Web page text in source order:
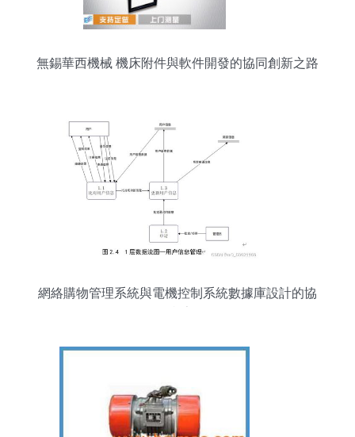
無錫華西機械 機床附件與軟件開發的協同創新之路
網絡購物管理系統與電機控制系統數據庫設計的協